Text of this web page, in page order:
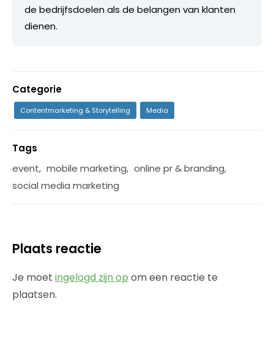
de bedrijfsdoelen als de belangen van klanten
dienen.
Categorie
Contentmarketing & Storytelling Media
Tags
event, mobile marketing, online pr & branding,
social media marketing
Plaats reactie
Je moet ingelogd zijn op om een reactie te
plaatsen.